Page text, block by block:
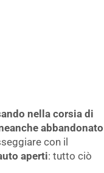
nella corsia di
abbandonato
con il
aperti: tutto ciò